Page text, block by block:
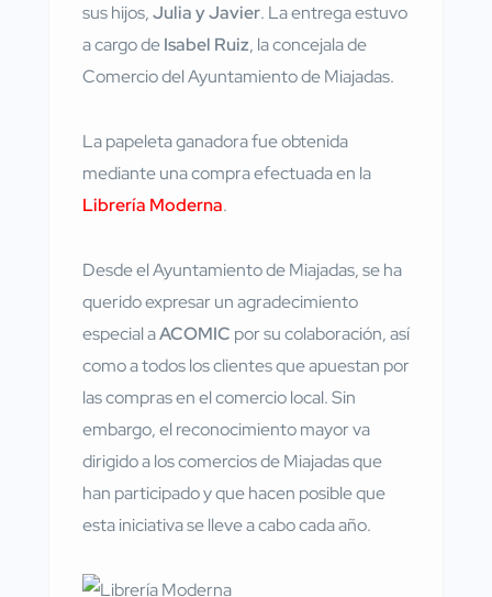
sus hijos,Julia y Javier. La entrega estuvo
a cargo deIsabel Ruiz, la concejala de
Comercio del Ayuntamiento de Miajadas.
La papeleta ganadora fue obtenida
mediante una compra efectuada en la
Librería Moderna.
Desde el Ayuntamiento de Miajadas, se ha
querido expresar un agradecimiento
especial aACOMIC por su colaboración, así
como a todos los clientes que apuestan por
las compras en el comercio local. Sin
embargo, el reconocimiento mayor va
dirigido a los comercios de Miajadas que
han participado y que hacen posible que
esta iniciativa se lleve a cabo cada año.